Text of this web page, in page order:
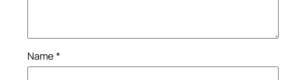
Name *